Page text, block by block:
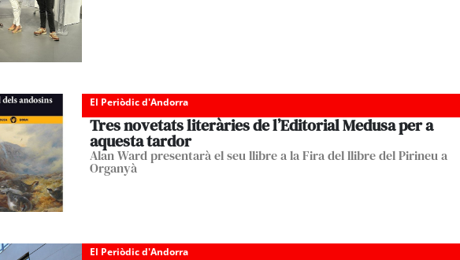
El Periòdic d'Andorra
Tres novetats literàries de l’Editorial Medusa per a
aquesta tardor
Alan Ward presentarà el seu llibre a la Fira del llibre del Pirineu a
Organyà
El Periòdic d'Andorra